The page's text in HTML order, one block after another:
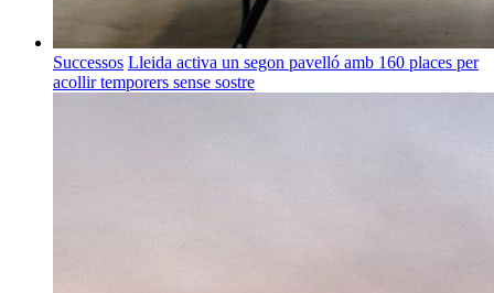
Successos Lleida activa un segon pavelló amb 160 places per
acollir temporers sense sostre